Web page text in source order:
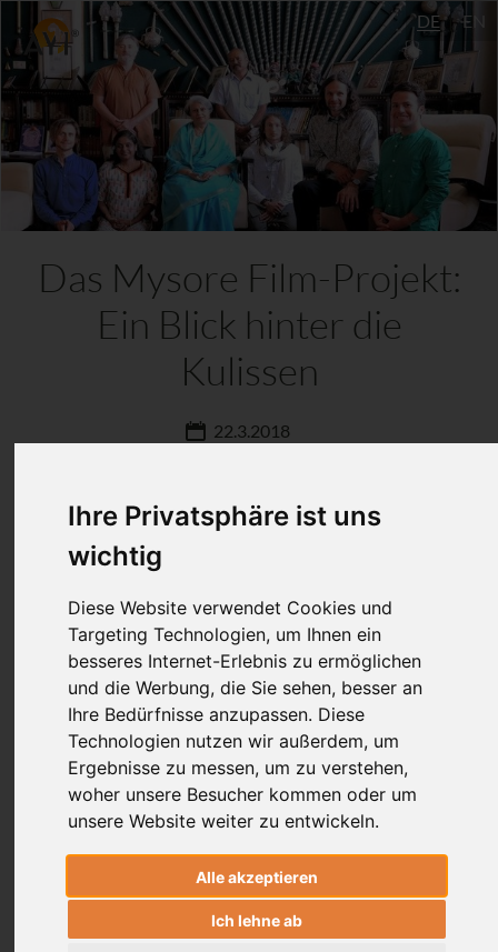
Ihre Privatsphäre ist uns
wichtig
Diese Website verwendet Cookies und
Targeting Technologien, um Ihnen ein
besseres Internet-Erlebnis zu ermöglichen
und die Werbung, die Sie sehen, besser an
Ihre Bedürfnisse anzupassen. Diese
Technologien nutzen wir außerdem, um
Ergebnisse zu messen, um zu verstehen,
woher unsere Besucher kommen oder um
unsere Website weiter zu entwickeln.
Alle akzeptieren
Ich lehne ab
DE EN
Das Mysore Film-Projekt:
Ein Blick hinter die
Kulissen
22.3.2018
Dr. Sabine Nunius
Ein Ashtangi aus den USA setzt es sich in
den Kopf, Geschichte und Philosophie des
Yoga in Mysore zu dokumentieren. Eine
verrückte Idee? Durchaus – allerdings mit
einem überwältigenden Ergebnis.